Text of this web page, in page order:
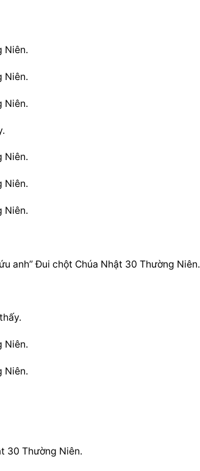
Niên.
Niên.
Niên.
Niên.
Niên.
Niên.
anh” Đui chột Chúa Nhật 30 Thường Niên.
Niên.
Niên.
30 Thường Niên.